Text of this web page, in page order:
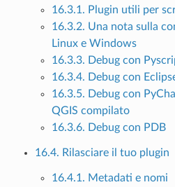
16.3.1. Plugin utili per
16.3.2. Una nota sulla
Linux e Windows
16.3.3. Debug con
16.3.4. Debug con
16.3.5. Debug con
QGIS compilato
16.3.6. Debug con PDB
16.4. Rilasciare il tuo plugin
16.4.1. Metadati e nomi